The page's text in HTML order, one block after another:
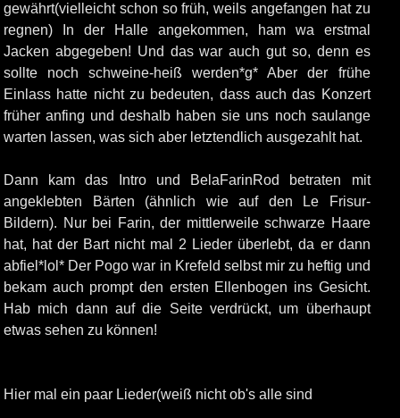
gewährt(vielleicht schon so früh, weils angefangen hat zu
regnen) In der Halle angekommen, ham wa erstmal
Jacken abgegeben! Und das war auch gut so, denn es
sollte noch schweine-heiß werden*g* Aber der frühe
Einlass hatte nicht zu bedeuten, dass auch das Konzert
früher anfing und deshalb haben sie uns noch saulange
warten lassen, was sich aber letztendlich ausgezahlt hat.
Dann kam das Intro und BelaFarinRod betraten mit
angeklebten Bärten (ähnlich wie auf den Le Frisur-
Bildern). Nur bei Farin, der mittlerweile schwarze Haare
hat, hat der Bart nicht mal 2 Lieder überlebt, da er dann
abfiel*lol* Der Pogo war in Krefeld selbst mir zu heftig und
bekam auch prompt den ersten Ellenbogen ins Gesicht.
Hab mich dann auf die Seite verdrückt, um überhaupt
etwas sehen zu können!
Hier mal ein paar Lieder(weiß nicht ob's alle sind